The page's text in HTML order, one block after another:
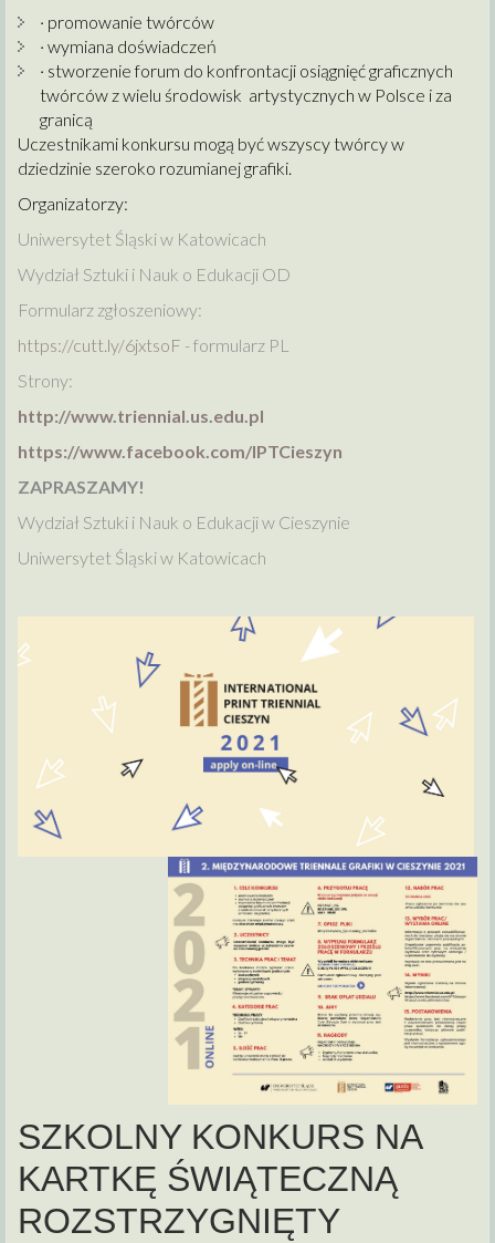
· promowanie twórców
· wymiana doświadczeń
· stworzenie forum do konfrontacji osiągnięć graficznych
twórców z wielu środowisk artystycznych w Polsce i za
granicą
Uczestnikami konkursu mogą być wszyscy twórcy w
dziedzinie szeroko rozumianej grafiki.
Organizatorzy:
Uniwersytet Śląski w Katowicach
Wydział Sztuki i Nauk o Edukacji OD
Formularz zgłoszeniowy:
https://cutt.ly/6jxtsoF - formularz PL
Strony:
http://www.triennial.us.edu.pl
https://www.facebook.com/IPTCieszyn
ZAPRASZAMY!
Wydział Sztuki i Nauk o Edukacji w Cieszynie
Uniwersytet Śląski w Katowicach
SZKOLNY KONKURS NA
KARTKĘ ŚWIĄTECZNĄ
ROZSTRZYGNIĘTY